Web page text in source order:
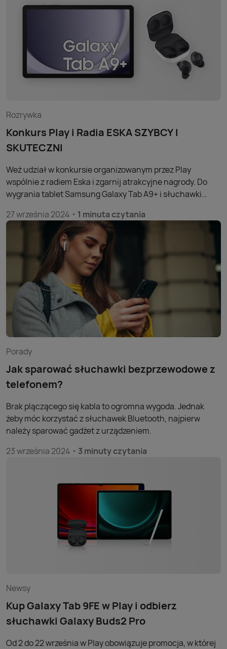
zrobią furorę!
Rozrywka
Konkurs Play i Radia ESKA SZYBCY I
SKUTECZNI
Weź udział w konkursie organizowanym przez Play
wspólnie z radiem Eska i zgarnij atrakcyjne nagrody. Do
wygrania tablet Samsung Galaxy Tab A9+i słuchawki
27 września 2024 1 minuta czytania
Porady
Jak sparować słuchawki bezprzewodowe z
telefonem?
Brak plączącego się kabla to ogromna wygoda. Jednak
żeby móc korzystać z słuchawek Bluetooth, najpierw
należy sparować gadżet z urządzeniem.
23 września 2024
3 minuty czytania
Newsy
Kup Galaxy Tab 9FE w Play i odbierz
słuchawki Galaxy Buds2 Pro
Od 2 do 22 września w Play obowiązuje promocja, w której